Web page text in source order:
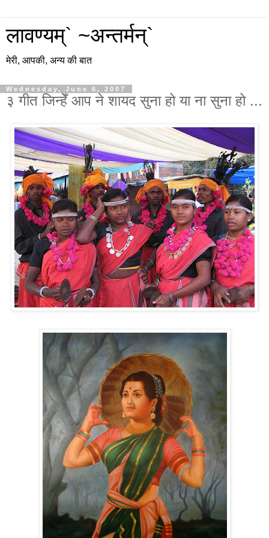
लावण्यम्` ~अन्तर्मन्`
मेरी, आपकी, अन्य की बात
Wednesday, June 6, 2007
३ गीत जिन्हेँ आप ने शायद सुना हो या ना सुना हो ...